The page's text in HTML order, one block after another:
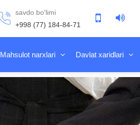
savdo bo'limi
+998 (77) 184-84-71
Mahsulot narxlari Davlat xaridlari